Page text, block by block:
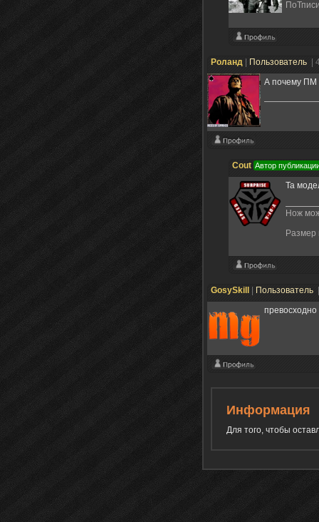
Poланд Пользователь
|
А почему ПМ
Cout Автор
Та
Нож
Размер
GosySkill Пользователь
Информация
Для того, чтобы